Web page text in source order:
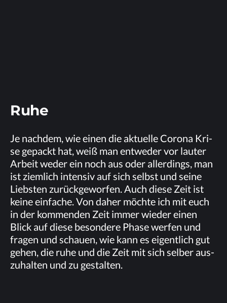
Ruhe
Je nach­dem, wie ei­nen die ak­tu­el­le Co­ro­na Kri­
se ge­packt hat, weiß man ent­we­der vor lau­ter
Ar­beit we­der ein noch aus oder al­ler­dings, man
ist ziem­lich in­ten­siv auf sich selbst und sei­ne
Liebs­ten zu­rück­ge­wor­fen. Auch die­se Zeit ist
kei­ne ein­fa­che. Von da­her möch­te ich mit euch
in der kom­men­den Zeit im­mer wie­der ei­nen
Blick auf die­se be­son­de­re Pha­se wer­fen und
fra­gen und schau­en, wie kann es ei­gent­lich gut
ge­hen, die ruhe und die Zeit mit sich sel­ber aus­
zu­hal­ten und zu gestalten.